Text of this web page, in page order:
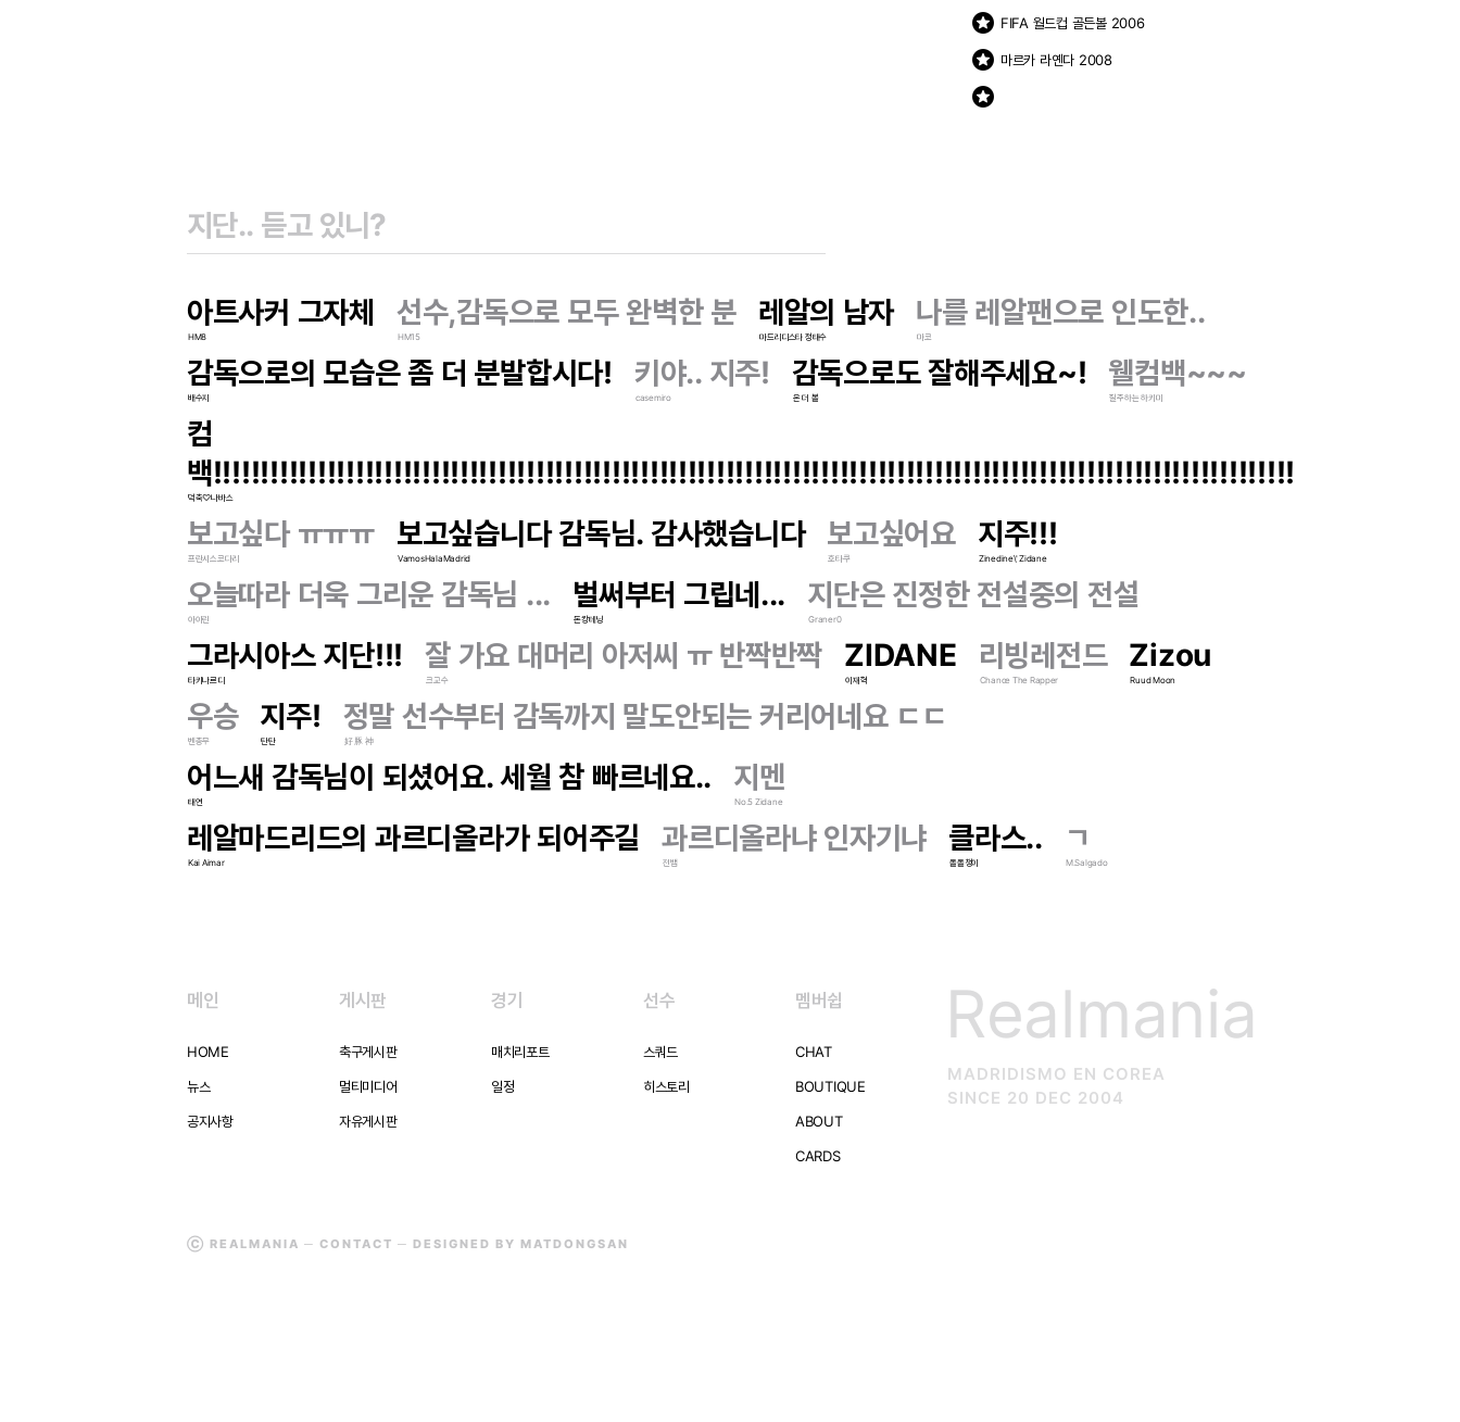
stars FIFA 월드컵 골든볼 2006
stars 마르카 라옌다 2008
stars
아트사커 그자체
HM8
선수,감독으로 모두 완벽한 분
HM15
레알의 남자
마드리디스타 정태수
나를 레알팬으로 인도한..
마코
감독으로의 모습은 좀 더 분발합시다!
배수지
키야.. 지주!
casemiro
감독으로도 잘해주세요~!
온 더 볼
웰컴백~~~
질주하는 하키미
컴
백!!!!!!!!!!!!!!!!!!!!!!!!!!!!!!!!!!!!!!!!!!!!!!!!!!!!!!!!!!!!!!!!!!!!!!!!!!!!!!!!!!!!!!!!!!!!!!!!!!!!!!!!!!!!!!!!!!
덕축♡나바스
보고싶다 ㅠㅠㅠ
프란시스코다리
보고싶습니다 감독님. 감사했습니다
VamosHalaMadrid
보고싶어요
호타쿠
지주!!!
Zinedine\' Zidane
오늘따라 더욱 그리운 감독님 ...
아이린
벌써부터 그립네...
돈캉테닝
지단은 진정한 전설중의 전설
Graner0
그라시아스 지단!!!
타키나르디
잘 가요 대머리 아저씨 ㅠ 반짝반짝
크교수
ZIDANE
이재혁
리빙레전드
Chance The Rapper
Zizou
Ruud Moon
우승
벤총무
지주!
탄탄
정말 선수부터 감독까지 말도안되는 커리어네요 ㄷㄷ
好 豚 神
어느새 감독님이 되셨어요. 세월 참 빠르네요..
태연
지멘
No.5 Zidane
레알마드리드의 과르디올라가 되어주길
Kai Aimar
과르디올라냐 인자기냐
전뱀
클라스..
올올챙이
ㄱ
M.Salgado
메인
HOME
뉴스
공지사항
게시판
축구게시판
멀티미디어
자유게시판
경기
매치리포트
일정
선수
스쿼드
히스토리
멤버쉽
CHAT
BOUTIQUE
ABOUT
CARDS
Realmania
MADRIDISMO EN COREA
SINCE 20 DEC 2004
Ⓒ REALMANIA ─ CONTACT ─ DESIGNED BY MATDONGSAN